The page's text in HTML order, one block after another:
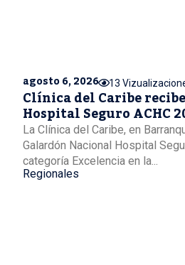
agosto 6, 2026 13
Clínica del Caribe
Hospital Seguro ACHC
La Clínica del Caribe, en
Galardón Nacional Hospital
categoría Excelencia en la...
Regionales